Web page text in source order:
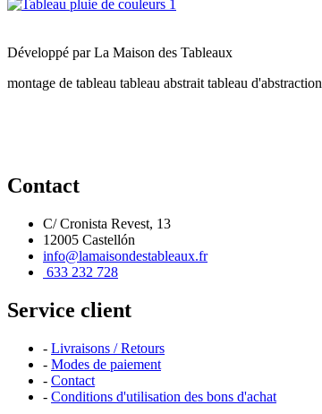
Développé parLa Maison des Tableaux
montage de tableau tableau abstrait tableau d'abstraction
Contact
C/ Cronista Revest, 13
12005 Castellón
info@lamaisondestableaux.fr
633 232 728
Service client
- Livraisons / Retours
- Modes de paiement
- Contact
- Conditions d'utilisation des bons d'achat